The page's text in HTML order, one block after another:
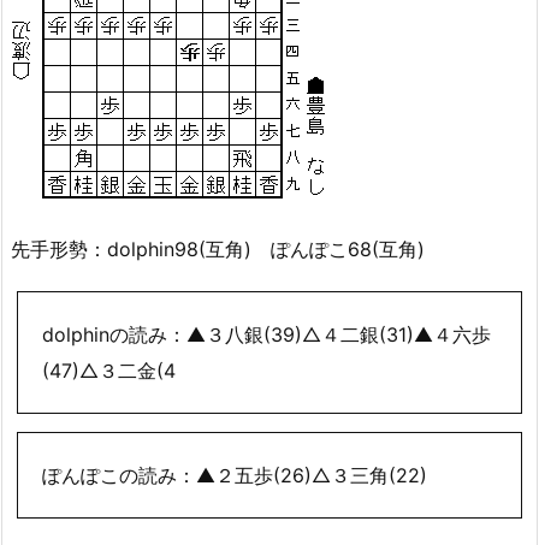
先手形勢：dolphin98(互角) ぽんぽこ68(互角)
dolphinの読み：▲３八銀(39)△４二銀(31)▲４六歩
(47)△３二金(4
ぽんぽこの読み：▲２五歩(26)△３三角(22)